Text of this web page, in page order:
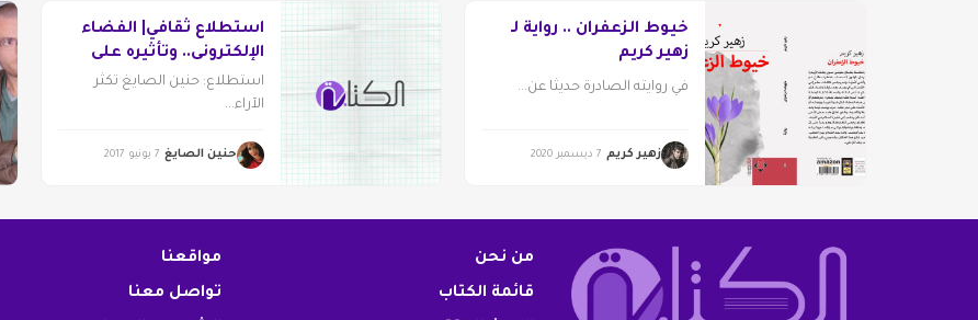
خيوط الزعفران .. رواية لـ
زهير كريم
في روايته الصادرة حديثا عن...
زهير كريم 7 ديسمبر 2020
استطلاع ثقافي| الفضاء
الإلكتروني.. وتأثيره على
نوعية الشعر
استطلاع: حنين الصايغ تكثر
الآراء...
حنين الصايغ 7 يونيو 2017
من نحن
قائمة الكتاب
مواقعنا
تواصل معنا